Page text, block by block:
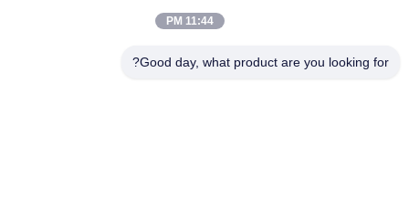
11:44 PM
Good day, what product are you looking